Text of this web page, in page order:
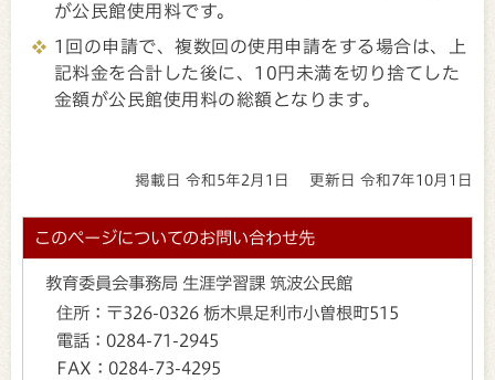
が公民館使用料です。
1回の申請で、複数回の使用申請をする場合は、上
記料金を合計した後に、10円未満を切り捨てした
金額が公民館使用料の総額となります。
掲載日 令和5年2月1日 更新日 令和7年10月1日
このページについてのお問い合わせ先
教育委員会事務局 生涯学習課 筑波公民館
住所： 〒326-0326 栃木県足利市小曽根町515
電話： 0284-71-2945
FAX： 0284-73-4295